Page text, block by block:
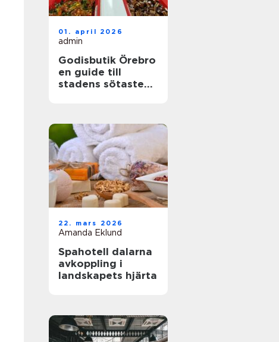
01. april 2026
admin
Godisbutik Örebro
en guide till
stadens sötaste
22. mars 2026
Amanda Eklund
Spahotell dalarna
avkoppling i
landskapets hjärta